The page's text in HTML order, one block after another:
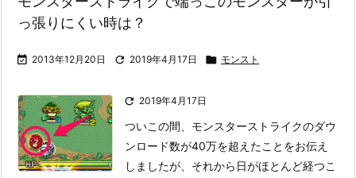
っ張りにくい時は？
 2013年12月20日  2019年4月17日  モンスト
 2019年4月17日
ついこの間、モンスターストライクのダウ
ンロード数が40万を超えたことをお伝え
しましたが、それから日がほとんど経つこ